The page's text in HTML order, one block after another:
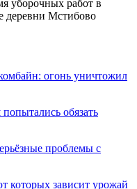
уборочных работ в
деревни Мстибово
огонь уничтожил
обязать
проблемы с
которых зависит урожай